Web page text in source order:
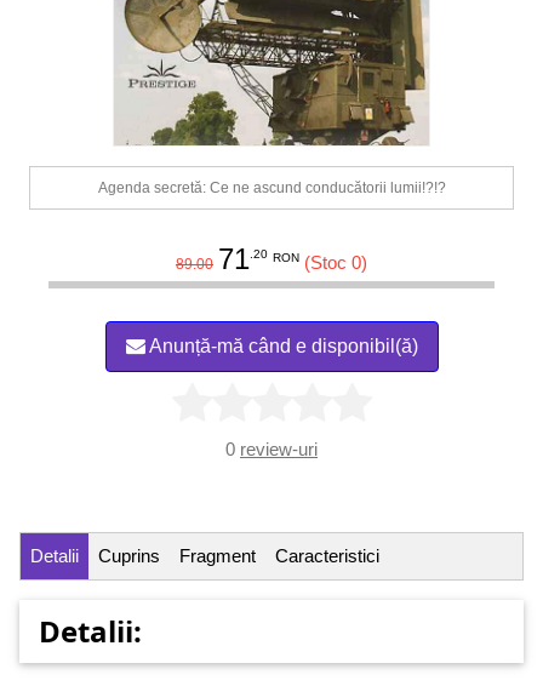
Agenda secretă: Ce ne ascund conducătorii lumii!?!?
89.00 71.20 RON (Stoc 0)
Anunță-mă când e disponibil(ă)
0 review-uri
Detalii Cuprins Fragment Caracteristici
Detalii: